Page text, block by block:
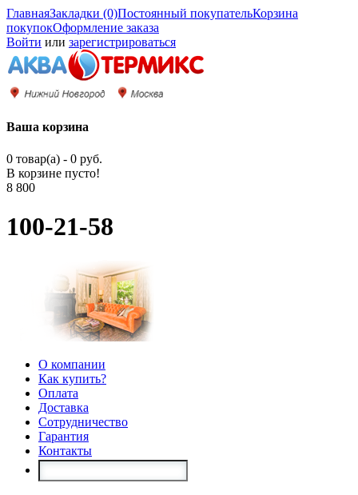
ГлавнаяЗакладки (0)Постоянный покупательКорзина
покупокОформление заказа
Войти или зарегистрироваться
Ваша корзина
0 товар(а) - 0 руб.
В корзине пусто!
8 800
100-21-58
О компании
Как купить?
Оплата
Доставка
Сотрудничество
Гарантия
Контакты